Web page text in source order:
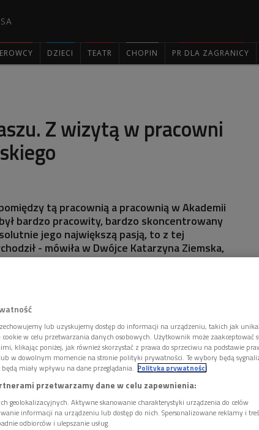
DZIECI TEATR CHOPIN PR DLA ZAGRANICY
Z wizytą w pracowni
tą pracownią a pracownią w Akademii
bardzo pracowity, bardzo skoncentrowany
jego największą pasją, to z tej
- mówiła w Dwójce Katarzyna Ziemska,
Pracowni Artystycznej Rajmunda
nazywanej schronem.
lub uzyskujemy dostęp do informacji na urządzeniu, takich jak
w celu przetwarzania danych osobowych. Użytkownik może zaakceptować
klikając poniżej, jak również skorzystać z prawa do sprzeciwu na podstawie
w dowolnym momencie na stronie polityki prywatności. Te wybory będą
miały wpływu na dane przeglądania. Polityka prywatności
przetwarzamy dane w celu zapewnienia:
geolokalizacyjnych. Aktywne skanowanie charakterystyki urządzenia do celów
informacji na urządzeniu lub dostęp do nich. Spersonalizowane reklamy i
odbiorców i ulepszanie usług.